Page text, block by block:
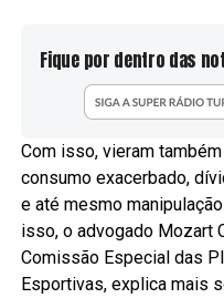
Fique por dentro das
Com isso, vieram
consumo exacerbado,
e até mesmo
isso, o advogado Mozart
Comissão Especial das
Esportivas, explica mais